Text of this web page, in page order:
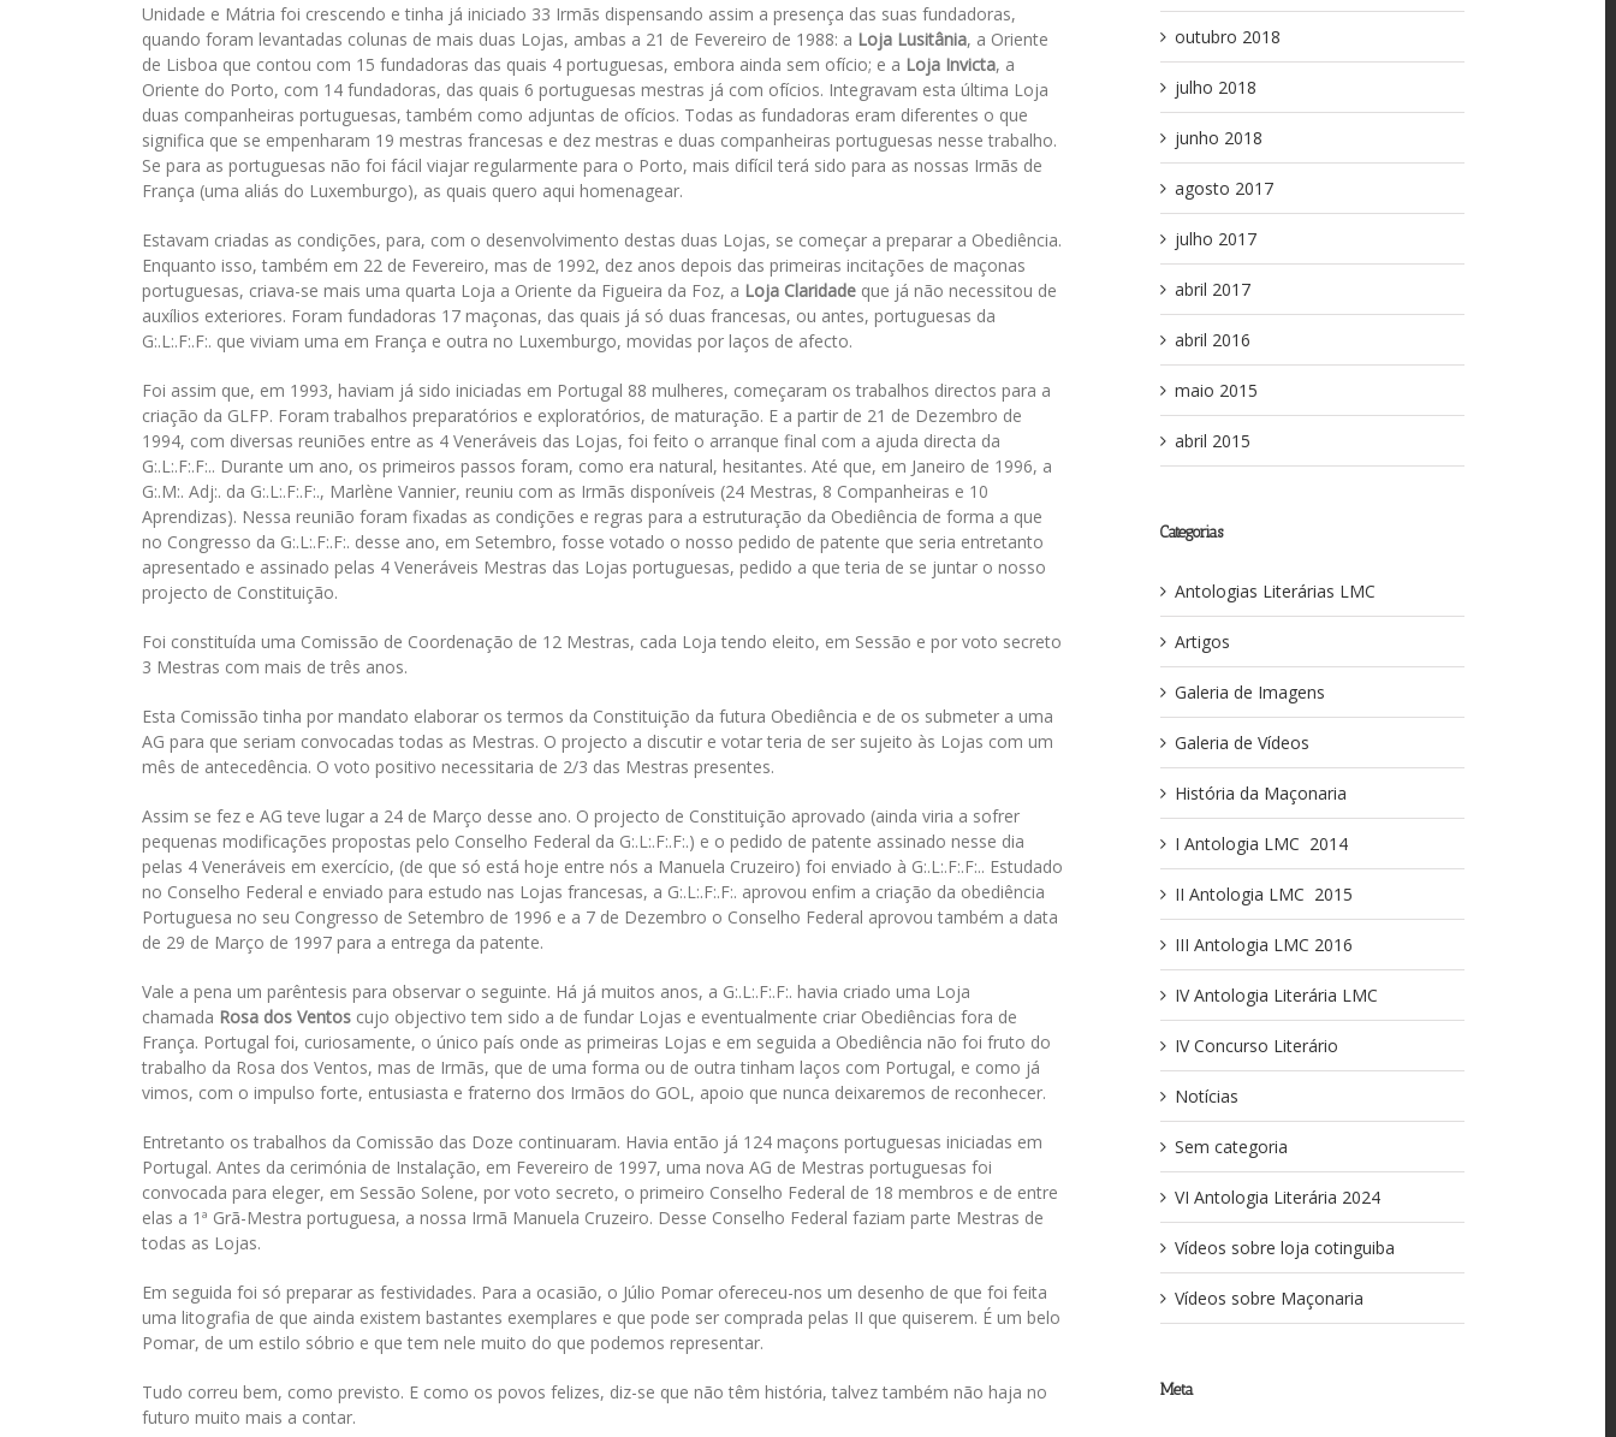
Unidade e Mátria foi crescendo e tinha já iniciado 33 Irmãs dispensando assim a presença das suas fundadoras,
quando foram levantadas colunas de mais duas Lojas, ambas a 21 de Fevereiro de 1988: a Loja Lusitânia, a Oriente
de Lisboa que contou com 15 fundadoras das quais 4 portuguesas, embora ainda sem ofício; e a Loja Invicta, a
Oriente do Porto, com 14 fundadoras, das quais 6 portuguesas mestras já com ofícios. Integravam esta última Loja
duas companheiras portuguesas, também como adjuntas de ofícios. Todas as fundadoras eram diferentes o que
significa que se empenharam 19 mestras francesas e dez mestras e duas companheiras portuguesas nesse trabalho.
Se para as portuguesas não foi fácil viajar regularmente para o Porto, mais difícil terá sido para as nossas Irmãs de
França (uma aliás do Luxemburgo), as quais quero aqui homenagear.
Estavam criadas as condições, para, com o desenvolvimento destas duas Lojas, se começar a preparar a Obediência.
Enquanto isso, também em 22 de Fevereiro, mas de 1992, dez anos depois das primeiras incitações de maçonas
portuguesas, criava-se mais uma quarta Loja a Oriente da Figueira da Foz, a Loja Claridadeque já não necessitou de
auxílios exteriores. Foram fundadoras 17 maçonas, das quais já só duas francesas, ou antes, portuguesas da
G:.L:.F:.F:. que viviam uma em França e outra no Luxemburgo, movidas por laços de afecto.
Foi assim que, em 1993, haviam já sido iniciadas em Portugal 88 mulheres, começaram os trabalhos directos para a
criação da GLFP. Foram trabalhos preparatórios e exploratórios, de maturação. E a partir de 21 de Dezembro de
1994, com diversas reuniões entre as 4 Veneráveis das Lojas, foi feito o arranque final com a ajuda directa da
G:.L:.F:.F:.. Durante um ano, os primeiros passos foram, como era natural, hesitantes. Até que, em Janeiro de 1996, a
G:.M:. Adj:. da G:.L:.F:.F:., Marlène Vannier, reuniu com as Irmãs disponíveis (24 Mestras, 8 Companheiras e 10
Aprendizas). Nessa reunião foram fixadas as condições e regras para a estruturação da Obediência de forma a que
no Congresso da G:.L:.F:.F:. desse ano, em Setembro, fosse votado o nosso pedido de patente que seria entretanto
apresentado e assinado pelas 4 Veneráveis Mestras das Lojas portuguesas, pedido a que teria de se juntar o nosso
projecto de Constituição.
Foi constituída uma Comissão de Coordenação de 12 Mestras, cada Loja tendo eleito, em Sessão e por voto secreto
3 Mestras com mais de três anos.
Esta Comissão tinha por mandato elaborar os termos da Constituição da futura Obediência e de os submeter a uma
AG para que seriam convocadas todas as Mestras. O projecto a discutir e votar teria de ser sujeito às Lojas com um
mês de antecedência. O voto positivo necessitaria de 2/3 das Mestras presentes.
Assim se fez e AG teve lugar a 24 de Março desse ano. O projecto de Constituição aprovado (ainda viria a sofrer
pequenas modificações propostas pelo Conselho Federal da G:.L:.F:.F:.) e o pedido de patente assinado nesse dia
pelas 4 Veneráveis em exercício, (de que só está hoje entre nós a Manuela Cruzeiro) foi enviado à G:.L:.F:.F:.. Estudado
no Conselho Federal e enviado para estudo nas Lojas francesas, a G:.L:.F:.F:. aprovou enfim a criação da obediência
Portuguesa no seu Congresso de Setembro de 1996 e a 7 de Dezembro o Conselho Federal aprovou também a data
de 29 de Março de 1997 para a entrega da patente.
Vale a pena um parêntesis para observar o seguinte. Há já muitos anos, a G:.L:.F:.F:. havia criado uma Loja
chamada Rosa dos Ventoscujo objectivo tem sido a de fundar Lojas e eventualmente criar Obediências fora de
França. Portugal foi, curiosamente, o único país onde as primeiras Lojas e em seguida a Obediência não foi fruto do
trabalho da Rosa dos Ventos, mas de Irmãs, que de uma forma ou de outra tinham laços com Portugal, e como já
vimos, com o impulso forte, entusiasta e fraterno dos Irmãos do GOL, apoio que nunca deixaremos de reconhecer.
Entretanto os trabalhos da Comissão das Doze continuaram. Havia então já 124 maçons portuguesas iniciadas em
Portugal. Antes da cerimónia de Instalação, em Fevereiro de 1997, uma nova AG de Mestras portuguesas foi
convocada para eleger, em Sessão Solene, por voto secreto, o primeiro Conselho Federal de 18 membros e de entre
elas a 1ª Grã-Mestra portuguesa, a nossa Irmã Manuela Cruzeiro. Desse Conselho Federal faziam parte Mestras de
todas as Lojas.
Em seguida foi só preparar as festividades. Para a ocasião, o Júlio Pomar ofereceu-nos um desenho de que foi feita
uma litografia de que ainda existem bastantes exemplares e que pode ser comprada pelas II que quiserem. É um belo
Pomar, de um estilo sóbrio e que tem nele muito do que podemos representar.
Tudo correu bem, como previsto. E como os povos felizes, diz-se que não têm história, talvez também não haja no
futuro muito mais a contar.
outubro 2018
julho 2018
junho 2018
agosto 2017
julho 2017
abril 2017
abril 2016
maio 2015
abril 2015
Categorias
Antologias Literárias LMC
Artigos
Galeria de Imagens
Galeria de Vídeos
História da Maçonaria
I Antologia LMC ­ 2014
II Antologia LMC ­ 2015
III Antologia LMC 2016
IV Antologia Literária LMC
IV Concurso Literário
Notícias
Sem categoria
VI Antologia Literária 2024
Vídeos sobre loja cotinguiba
Vídeos sobre Maçonaria
Meta